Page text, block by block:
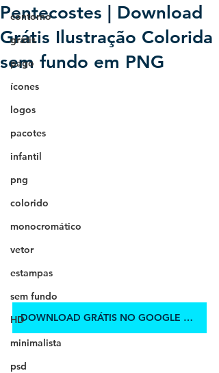
contorno
grátis
pago
ícones
logos
pacotes
infantil
png
colorido
monocromático
vetor
estampas
sem fundo
HD
minimalista
psd
Pentecostes | Download
Grátis Ilustração Colorida
sem fundo em PNG
DOWNLOAD GRÁTIS NO GOOGLE DRIVE